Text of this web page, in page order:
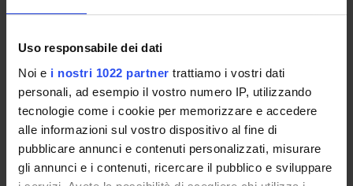
Uso responsabile dei dati
Noi e i nostri 1022 partner trattiamo i vostri dati
personali, ad esempio il vostro numero IP, utilizzando
tecnologie come i cookie per memorizzare e accedere
alle informazioni sul vostro dispositivo al fine di
pubblicare annunci e contenuti personalizzati, misurare
gli annunci e i contenuti, ricercare il pubblico e sviluppare
Presentazione
Come iscriversi